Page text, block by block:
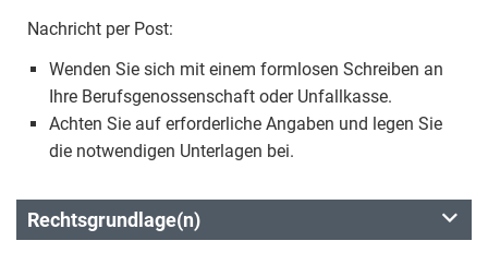
Nachricht per Post:
Wenden Sie sich mit einem formlosen Schreiben an
Ihre Berufsgenossenschaft oder Unfallkasse.
Achten Sie auf erforderliche Angaben und legen Sie
die notwendigen Unterlagen bei.
Rechtsgrundlage(n)